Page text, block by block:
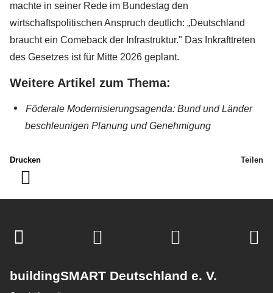
machte in seiner Rede im Bundestag den
wirtschaftspolitischen Anspruch deutlich: „Deutschland
braucht ein Comeback der Infrastruktur." Das Inkrafttreten
des Gesetzes ist für Mitte 2026 geplant.
Weitere Artikel zum Thema:
Föderale Modernisierungsagenda: Bund und Länder
beschleunigen Planung und Genehmigung
Drucken Teilen
buildingSMART Deutschland e. V.